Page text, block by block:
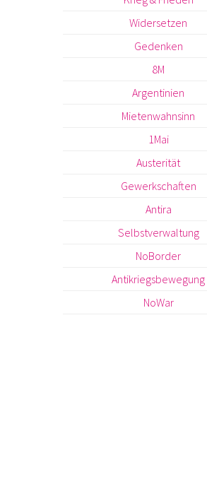
Widersetzen
Gedenken
8M
Argentinien
Mietenwahnsinn
1Mai
Austerität
Gewerkschaften
Antira
Selbstverwaltung
NoBorder
Antikriegsbewegung
NoWar